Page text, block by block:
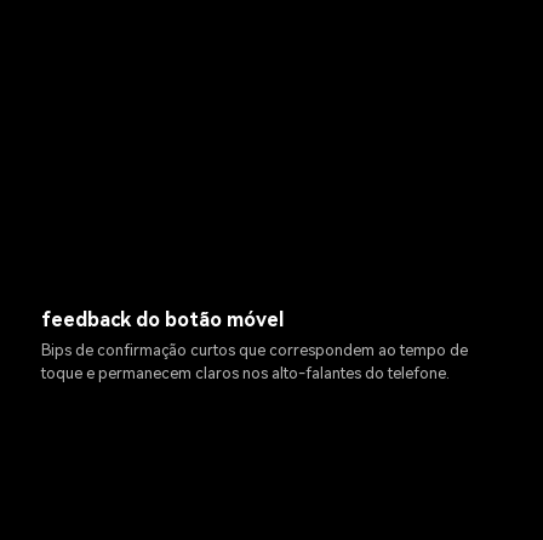
feedback do botão móvel
Bips de confirmação curtos que correspondem ao tempo de
toque e permanecem claros nos alto-falantes do telefone.